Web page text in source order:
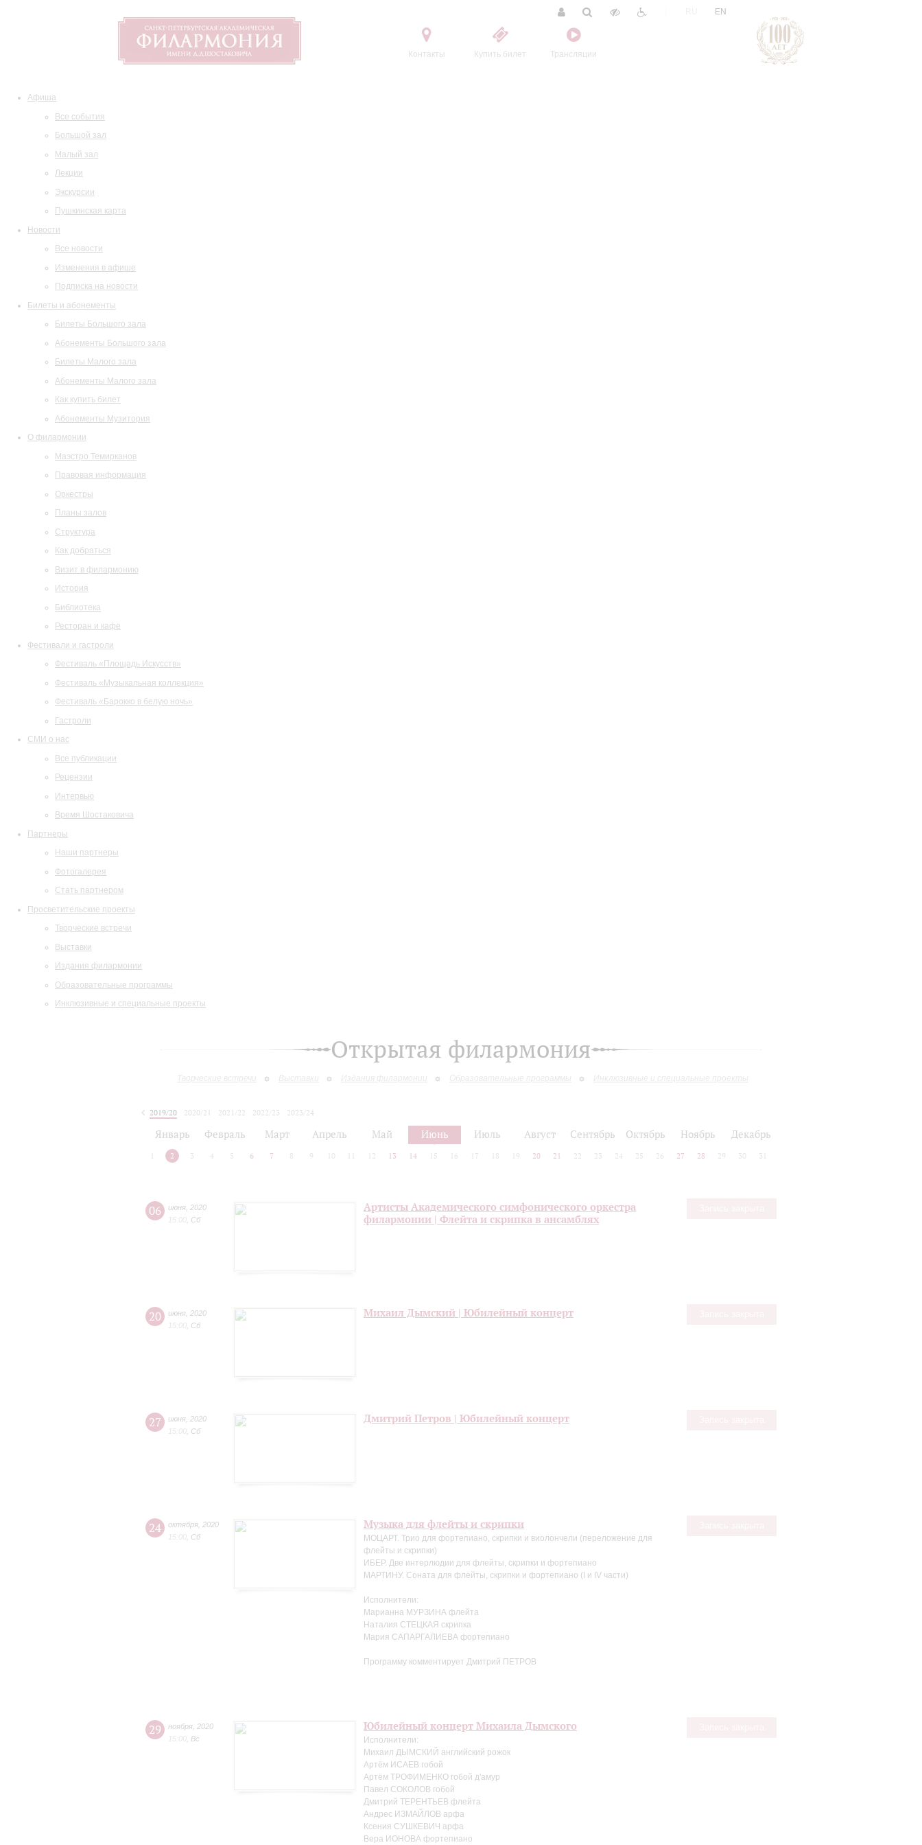
Контакты Купить билет Трансляции
EN
Афиша
Все события
Большой зал
Малый зал
Лекции
Экскурсии
Пушкинская карта
Новости
Все новости
Изменения в афише
Подписка на новости
Билеты и абонементы
Билеты Большого зала
Абонементы Большого зала
Билеты Малого зала
Абонементы Малого зала
Как купить билет
Абонементы Музитория
О филармонии
Маэстро Темирканов
Правовая информация
Оркестры
Планы залов
Структура
Как добраться
Визит в филармонию
История
Библиотека
Ресторан и кафе
Фестивали и гастроли
Фестиваль «Площадь Искусств»
Фестиваль «Музыкальная коллекция»
Фестиваль «Барокко в белую ночь»
Гастроли
СМИ о нас
Все публикации
Рецензии
Интервью
Время Шостаковича
Партнеры
Наши партнеры
Фотогалерея
Стать партнером
Просветительские проекты
Творческие встречи
Выставки
Издания филармонии
Образовательные программы
Инклюзивные и специальные проекты
Открытая филармония
Творческие встречи Выставки Издания филармонии Образовательные программы Инклюзивные и специальные проекты
2019/20 2020/21 2021/22 2022/23
2023/24
Январь Февраль Март Апрель Май Июнь Июль Август Сентябрь Октябрь Ноябрь Декабрь
2 3 4 5 6 7 8 9 10 12 13 14 15 16 17 18 19 20 21 22 23 24 25 26 27 28 29 30 31
06 июня 2020
15:00 Сб
Артисты Академического симфонического оркестра
филармонии | Флейта и скрипка в ансамблях
20 июня 2020
15:00 Сб
Михаил Дымский | Юбилейный концерт
27 июня 2020
15:00 Сб
Дмитрий Петров | Юбилейный концерт
24 октября 2020
15:00 Сб
Музыка для флейты и скрипки
МОЦАРТ. Трио для фортепиано, скрипки и виолончели (переложение для
флейты и скрипки)
ИБЕР. Две интерлюдии для флейты, скрипки и фортепиано
МАРТИНУ. Соната для флейты, скрипки и фортепиано (I и IV части)
Исполнители:
Марианна МУРЗИНА флейта
Наталия СТЕЦКАЯ скрипка
Мария САПАРГАЛИЕВА фортепиано
Программу комментирует Дмитрий ПЕТРОВ
29 ноября 2020
15:00 Вс
Юбилейный концерт Михаила Дымского
Исполнители:
Михаил ДЫМСКИЙ английский рожок
Артём ИСАЕВ гобой
Артём ТРОФИМЕНКО гобой д'амур
Павел СОКОЛОВ гобой
Дмитрий ТЕРЕНТЬЕВ флейта
Андрес ИЗМАЙЛОВ арфа
Ксения СУШКЕВИЧ арфа
Вера ИОНОВА фортепиано